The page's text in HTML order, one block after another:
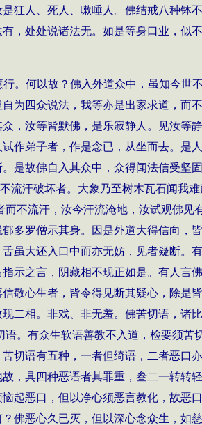
狂人、死人、嗽唾人。佛结戒八种钵
，处处说诸法无。如是等身口业，似
。何以故？佛入外道众中，虽知今世
为四众说法，我等亦是出家求道，而
，汝等皆默佛，是乐寂静人。见汝等
作弟子者，作是念已，从坐而去。是
是故佛自入其众中，众得闻法信受坚
流汗破坏者。大象乃至树木瓦石闻我
不流汗，汝今汗流淹地，汝试观佛见
多罗僧示其身。因是外道大得信向，
虽大还入口中而亦无妨，见者疑断。
示之言，阴藏相不现正如是。有人言
敬心生者，皆令得见断其疑心，除是
二相。非戏、非无羞。佛苦切语，诸
。有众生软语善教不入道，检要须
切语有五种，一者但绮语，二者恶口
，具四种恶语者其罪重，叁二一转转
起恶口，但以净心须恶言教化，故恶
佛恶心久已灭，但以深心念众生，如